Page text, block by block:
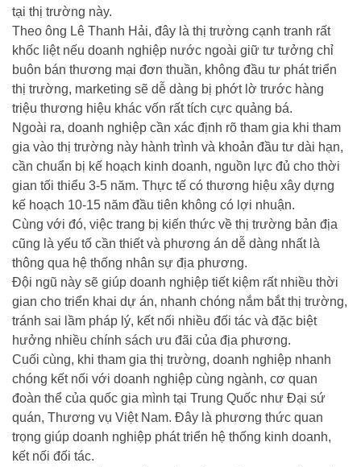
tại thị trường này.
Theo ông Lê Thanh Hải, đây là thị trường cạnh tranh rất
khốc liệt nếu doanh nghiệp nước ngoài giữ tư tưởng chỉ
buôn bán thương mại đơn thuần, không đầu tư phát triển
thị trường, marketing sẽ dễ dàng bị phớt lờ trước hàng
triệu thương hiệu khác vốn rất tích cực quảng bá.
Ngoài ra, doanh nghiệp cần xác định rõ tham gia khi tham
gia vào thị trường này hành trình và khoản đầu tư dài hạn,
cần chuẩn bị kế hoạch kinh doanh, nguồn lực đủ cho thời
gian tối thiểu 3-5 năm. Thực tế có thương hiệu xây dựng
kế hoạch 10-15 năm đầu tiên không có lợi nhuận.
Cùng với đó, việc trang bị kiến thức về thị trường bản địa
cũng là yếu tố cần thiết và phương án dễ dàng nhất là
thông qua hệ thống nhân sự địa phương.
Đội ngũ này sẽ giúp doanh nghiệp tiết kiệm rất nhiều thời
gian cho triển khai dự án, nhanh chóng nắm bắt thị trường,
tránh sai lầm pháp lý, kết nối nhiều đối tác và đặc biệt
hưởng nhiều chính sách ưu đãi của địa phương.
Cuối cùng, khi tham gia thị trường, doanh nghiệp nhanh
chóng kết nối với doanh nghiệp cùng ngành, cơ quan
đoàn thể của quốc gia mình tại Trung Quốc như Đại sứ
quán, Thương vụ Việt Nam. Đây là phương thức quan
trọng giúp doanh nghiệp phát triển hệ thống kinh doanh,
kết nối đối tác.